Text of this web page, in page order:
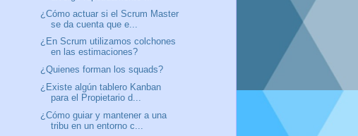
¿Cómo actuar si el Scrum Master
se da cuenta que e...
¿En Scrum utilizamos colchones
en las estimaciones?
¿Quienes forman los squads?
¿Existe algún tablero Kanban
para el Propietario d...
¿Cómo guiar y mantener a una
tribu en un entorno c...